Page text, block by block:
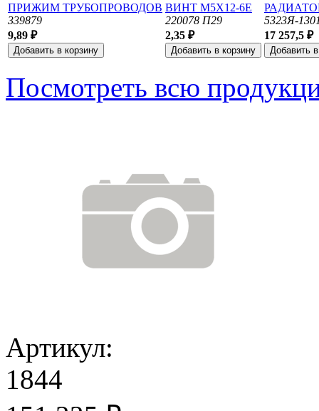
ПРИЖИМ ТРУБОПРОВОДОВ
339879
9,89 ₽
ВИНТ М5Х12-6Е
220078 П29
2,35 ₽
5323Я-
17 257,5 ₽
Посмотреть всю
Артикул:
1844